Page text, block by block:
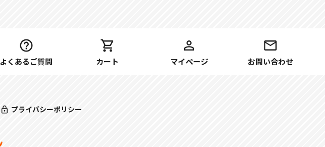
よくあるご質問 カート マイページ お問い合わせ
プライバシーポリシー